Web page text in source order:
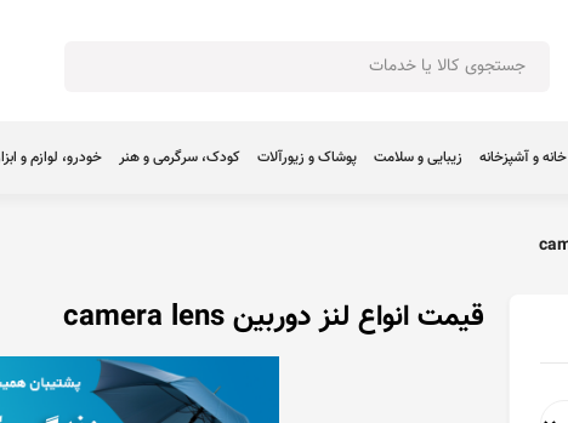
خانه و آشپزخانه زیبایی و سلامت پوشاک و زیورآلات کودک، سرگرمی و هنر خودرو، لوازم و
قیمت انواع لنز دوربین camera lens